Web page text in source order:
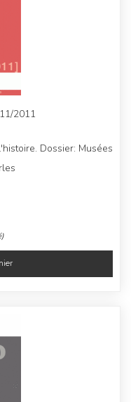
2011
Dossier: Musées